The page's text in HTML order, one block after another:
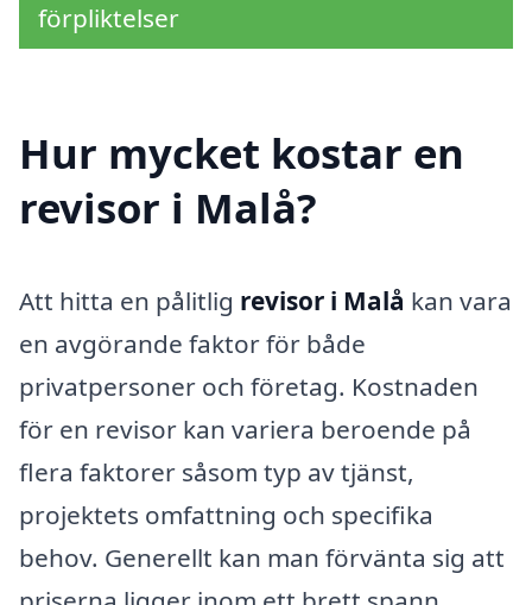
förpliktelser
Hur mycket kostar en
revisor i Malå?
Att hitta en pålitlig revisor i Malå kan vara
en avgörande faktor för både
privatpersoner och företag. Kostnaden
för en revisor kan variera beroende på
flera faktorer såsom typ av tjänst,
projektets omfattning och specifika
behov. Generellt kan man förvänta sig att